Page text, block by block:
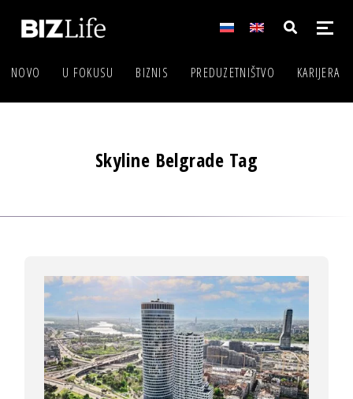
NOVO U FOKUSU BIZNIS PREDUZETNIŠTVO KARIJERA
Skyline Belgrade Tag